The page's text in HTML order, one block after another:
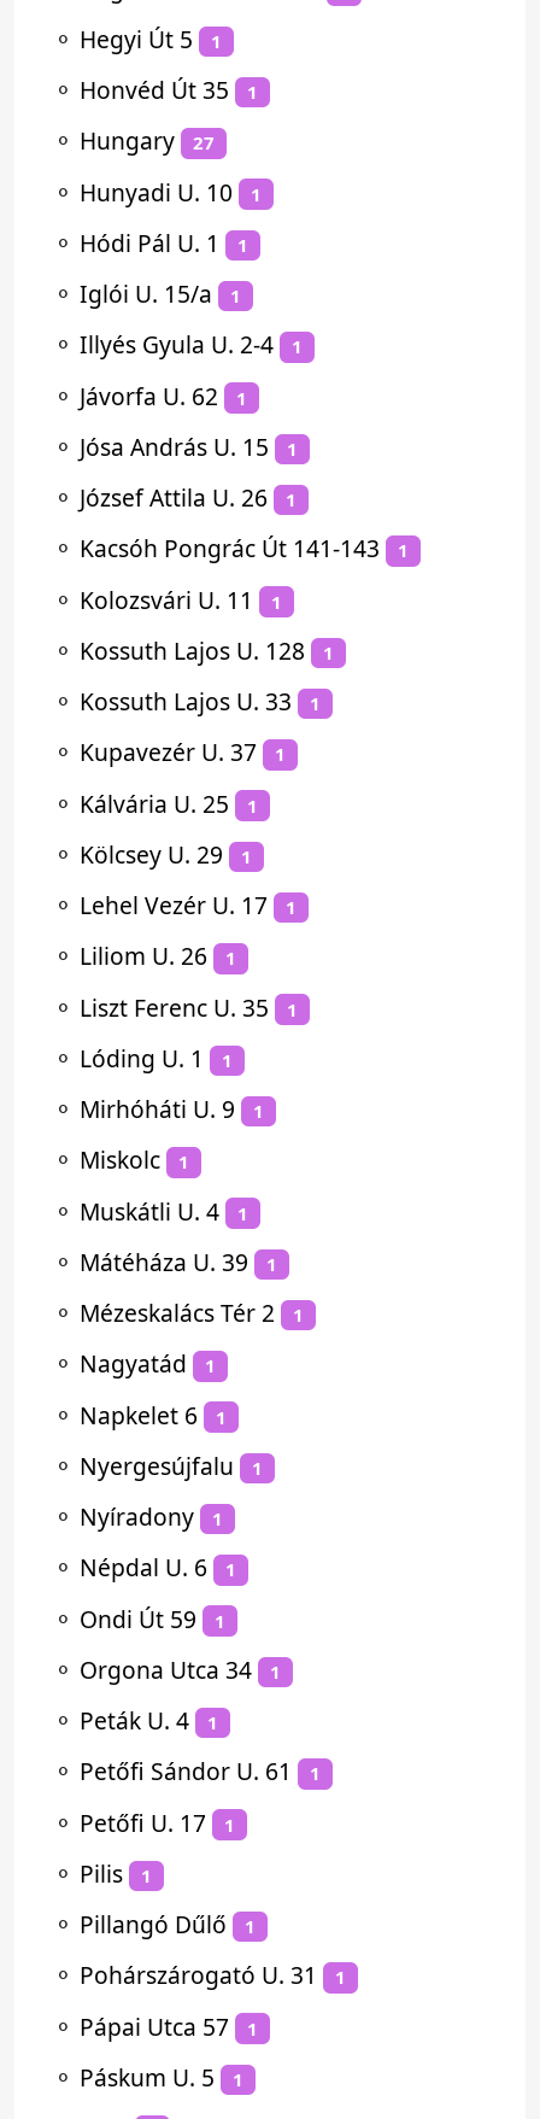
⚬ Hegyi Út 5 1
⚬ Honvéd Út 35 1
⚬ Hungary 27
⚬ Hunyadi U. 10 1
⚬ Hódi Pál U. 1 1
⚬ Iglói U. 15/a 1
⚬ Illyés Gyula U. 2-4 1
⚬ Jávorfa U. 62 1
⚬ Jósa András U. 15 1
⚬ József Attila U. 26 1
⚬ Kacsóh Pongrác Út 141-143 1
⚬ Kolozsvári U. 11 1
⚬ Kossuth Lajos U. 128 1
⚬ Kossuth Lajos U. 33 1
⚬ Kupavezér U. 37 1
⚬ Kálvária U. 25 1
⚬ Kölcsey U. 29 1
⚬ Lehel Vezér U. 17 1
⚬ Liliom U. 26 1
⚬ Liszt Ferenc U. 35 1
⚬ Lóding U. 1 1
⚬ Mirhóháti U. 9 1
⚬ Miskolc 1
⚬ Muskátli U. 4 1
⚬ Mátéháza U. 39 1
⚬ Mézeskalács Tér 2 1
⚬ Nagyatád 1
⚬ Napkelet 6 1
⚬ Nyergesújfalu 1
⚬ Nyíradony 1
⚬ Népdal U. 6 1
⚬ Ondi Út 59 1
⚬ Orgona Utca 34 1
⚬ Peták U. 4 1
⚬ Petőfi Sándor U. 61 1
⚬ Petőfi U. 17 1
⚬ Pilis 1
⚬ Pillangó Dűlő 1
⚬ Pohárszárogató U. 31 1
⚬ Pápai Utca 57 1
⚬ Páskum U. 5 1